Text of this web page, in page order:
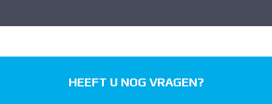
HEEFT U NOG VRAGEN?